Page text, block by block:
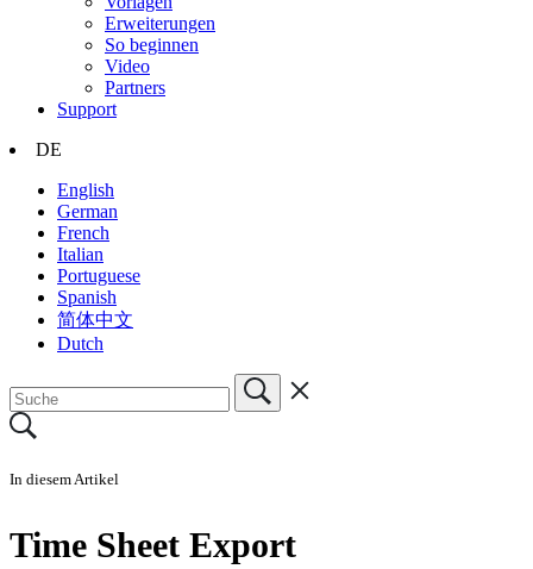
Erweiterungen
So beginnen
Video
Partners
Support
DE
English
German
French
Italian
Portuguese
Spanish
简体中文
Dutch
In diesem Artikel
Time Sheet Export